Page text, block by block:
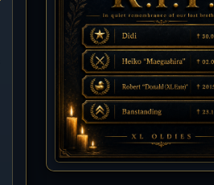
10.07.2026 / 12:48
Happy Birthday Chickpea
DieWildeHilde
10.07.2026 / 10:08
Hallo meine Lieben!
Isimiyaki
10.07.2026 / 00:34
Alles gute chickpea